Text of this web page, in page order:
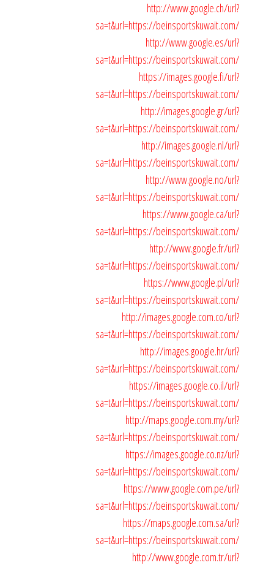
http://www.google.ch/url?
sa=t&url=https://beinsportskuwait.com/
http://www.google.es/url?
sa=t&url=https://beinsportskuwait.com/
https://images.google.fi/url?
sa=t&url=https://beinsportskuwait.com/
http://images.google.gr/url?
sa=t&url=https://beinsportskuwait.com/
http://images.google.nl/url?
sa=t&url=https://beinsportskuwait.com/
http://www.google.no/url?
sa=t&url=https://beinsportskuwait.com/
https://www.google.ca/url?
sa=t&url=https://beinsportskuwait.com/
http://www.google.fr/url?
sa=t&url=https://beinsportskuwait.com/
https://www.google.pl/url?
sa=t&url=https://beinsportskuwait.com/
http://images.google.com.co/url?
sa=t&url=https://beinsportskuwait.com/
http://images.google.hr/url?
sa=t&url=https://beinsportskuwait.com/
https://images.google.co.il/url?
sa=t&url=https://beinsportskuwait.com/
http://maps.google.com.my/url?
sa=t&url=https://beinsportskuwait.com/
https://images.google.co.nz/url?
sa=t&url=https://beinsportskuwait.com/
https://www.google.com.pe/url?
sa=t&url=https://beinsportskuwait.com/
https://maps.google.com.sa/url?
sa=t&url=https://beinsportskuwait.com/
http://www.google.com.tr/url?